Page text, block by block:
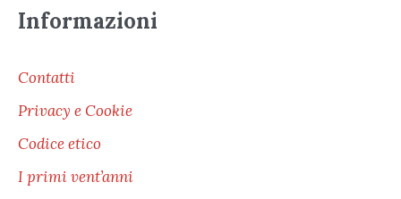
Informazioni
Contatti
Privacy e Cookie
Codice etico
I primi vent’anni